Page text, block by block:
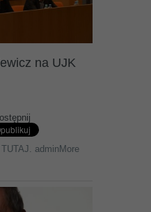
na UJK
adminMore